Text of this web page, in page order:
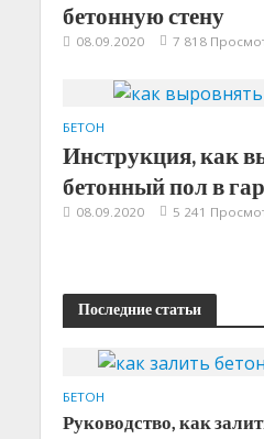
бетонную стену
08.09.2020 7 818
БЕТОН
Инструкция, как
бетонный пол в
08.09.2020 5 241
Последние статьи
БЕТОН
Руководство, как